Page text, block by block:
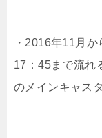
・2016年11月
17：45まで流れ
のメインキャス